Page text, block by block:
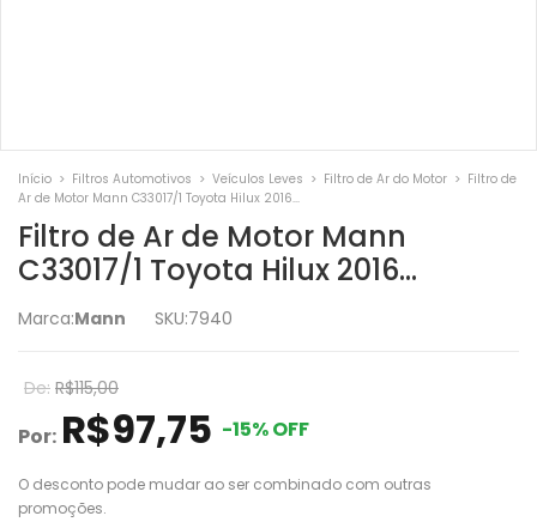
Início > Filtros Automotivos > Veículos Leves > Filtro de Ar do Motor > Filtro de
Ar de Motor Mann C33017/1 Toyota Hilux 2016...
Filtro de Ar de Motor Mann
C33017/1 Toyota Hilux 2016...
Marca:Mann SKU:7940
De: R$115,00
Por: R$97,75 -15%OFF
O desconto pode mudar ao ser combinado com outras
promoções.